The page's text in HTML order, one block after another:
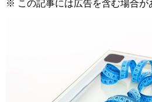
※ この記事には広告を含む場合が